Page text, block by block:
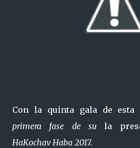
Con la quinta gala de
primera fase de sula
HaKochav Haba 2017.